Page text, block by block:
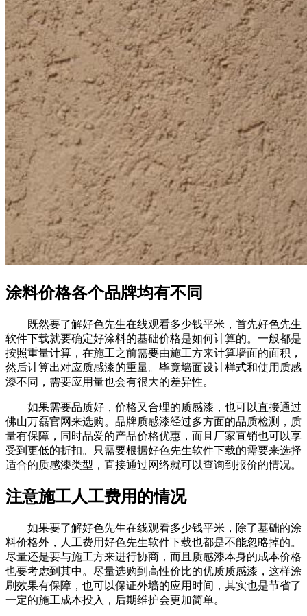
涂料价格各个品牌均有不同
既然要了解好色先生在线观看多少钱平米，首先好色先生
软件下载就要确定好涂料的基础价格是如何计算的。一般都是
按照重量计算，在施工之前需要由施工方来计算墙面的面积，
然后计算出对应质感漆的重量。毕竟墙面设计样式和使用质感
漆不同，需要应用量也会有很大的差异性。
如果需要品质好，价格又合理的质感漆，也可以直接通过
佛山万磊官网来选购。品牌质感漆经过多方面的品质检测，质
量有保障，同时品爱的产品价格优惠，而且厂家直销也可以享
受到更低的折扣。只需要根据好色先生软件下载的需要来选择
适合的质感漆类型，直接通过网络就可以查询到报价的情况。
注意施工人工费用的情况
如果要了解好色先生在线观看多少钱平米，除了基础的涂
料价格外，人工费用好色先生软件下载也都是不能忽略掉的。
尽量还是要与施工方来进行协商，而且质感漆本身的成本价格
也要考虑到其中。尽量选购到高性价比的优质质感漆，这样涂
刷效果有保障，也可以保证外墙的应用时间，其实也是节省了
一定的施工成本投入，后期维护会更加简单。